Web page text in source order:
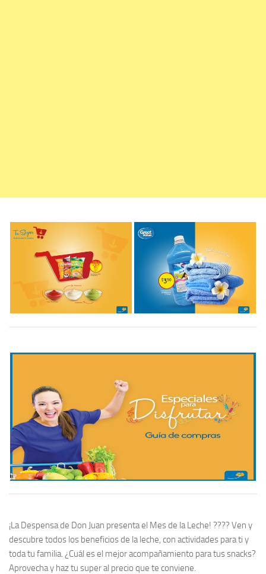
¡La Despensa de Don Juan presenta el Mes de la Leche! ???? Ven y
descubre todos los beneficios de la leche, con actividades para ti y
toda tu familia. ¿Cuál es el mejor acompañamiento para tus snacks?
Aprovecha y haz tu super al precio que te conviene.